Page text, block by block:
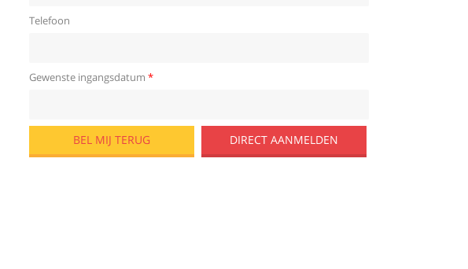
Telefoon
Gewenste ingangsdatum *
DIRECT AANMELDEN